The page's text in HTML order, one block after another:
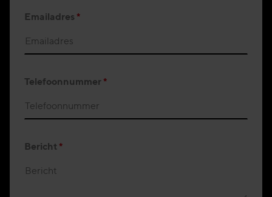
Emailadres *
Telefoonnummer *
Bericht *